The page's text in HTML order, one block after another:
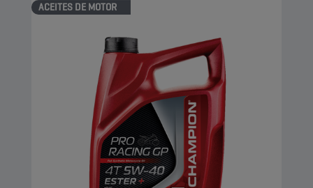
ACEITES DE MOTOR